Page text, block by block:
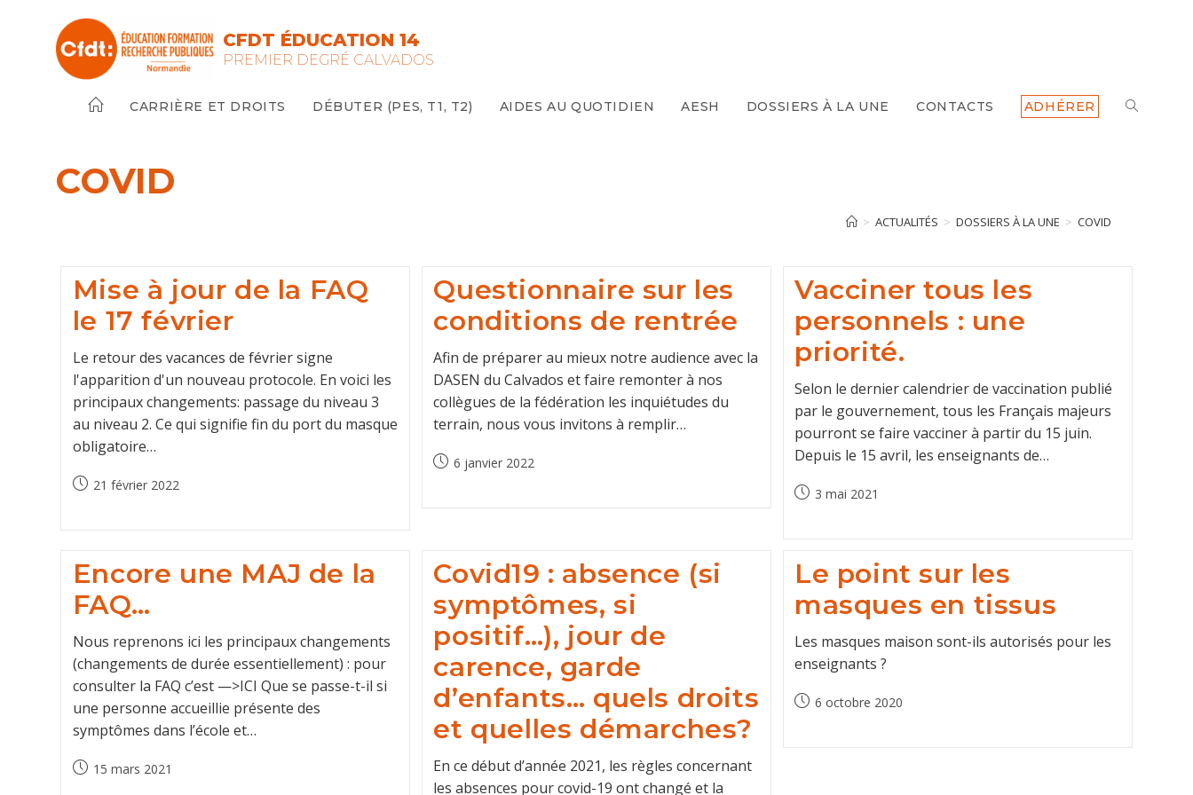
CFDT ÉDUCATION 14
PREMIER DEGRÉ CALVADOS
CARRIÈRE ET DROITS DÉBUTER (PES, T1, T2) AIDES AU QUOTIDIEN AESH DOSSIERS À LA UNE CONTACTS ADHÉRER TOGGLE
COVID
> ACTUALITÉS > DOSSIERS À LA UNE > COVID
Mise à jour de la FAQ
le 17 février
Le retour des vacances de février signe
l'apparition d'un nouveau protocole. En voici les
principaux changements: passage du niveau 3
au niveau 2. Ce qui signifie fin du port du masque
obligatoire…
Post21 février 2022
Questionnaire sur les
conditions de rentrée
Afin de préparer au mieux notre audience avec la
DASEN du Calvados et faire remonter à nos
collègues de la fédération les inquiétudes du
terrain, nous vous invitons à remplir…
Post6 janvier 2022
Vacciner tous les
personnels : une
priorité.
Selon le dernier calendrier de vaccination publié
par le gouvernement, tous les Français majeurs
pourront se faire vacciner à partir du 15 juin.
Depuis le 15 avril, les enseignants de…
Post3 mai 2021
Encore une MAJ de la
FAQ…
Nous reprenons ici les principaux changements
(changements de durée essentiellement) : pour
consulter la FAQ c’est —>ICI Que se passe-t-il si
une personne accueillie présente des
symptômes dans l’école et…
Post15 mars 2021
Covid19 : absence (si
symptômes, si
positif…), jour de
carence, garde
d’enfants… quels droits
et quelles démarches?
En ce début d’année 2021, les règles concernant
les absences pour covid-19 ont changé et la
Le point sur les
masques en tissus
Les masques maison sont-ils autorisés pour les
enseignants ?
Post6 octobre 2020